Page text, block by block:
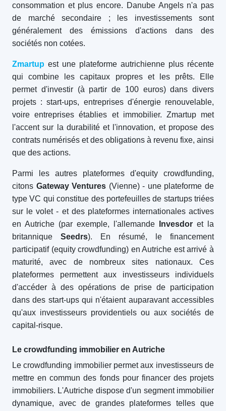
consommation et plus encore. Danube Angels n'a pas
de marché secondaire ; les investissements sont
généralement des émissions d'actions dans des
sociétés non cotées.
Zmartup est une plateforme autrichienne plus récente
qui combine les capitaux propres et les prêts. Elle
permet d'investir (à partir de 100 euros) dans divers
projets : start-ups, entreprises d'énergie renouvelable,
voire entreprises établies et immobilier. Zmartup met
l'accent sur la durabilité et l'innovation, et propose des
contrats numérisés et des obligations à revenu fixe, ainsi
que des actions.
Parmi les autres plateformes d'equity crowdfunding,
citons Gateway Ventures (Vienne) - une plateforme de
type VC qui constitue des portefeuilles de startups triées
sur le volet - et des plateformes internationales actives
en Autriche (par exemple, l'allemande
Invesdor et la
britannique Seedrs). En résumé, le financement
participatif (equity crowdfunding) en Autriche est arrivé à
maturité, avec de nombreux sites nationaux. Ces
plateformes permettent aux investisseurs individuels
d'accéder à des opérations de prise de participation
dans des start-ups qui n'étaient auparavant accessibles
qu'aux investisseurs providentiels ou aux sociétés de
capital-risque.
Le crowdfunding immobilier en Autriche
Le crowdfunding immobilier permet aux investisseurs de
mettre en commun des fonds pour financer des projets
immobiliers. L'Autriche dispose d'un segment immobilier
dynamique, avec de grandes plateformes telles que